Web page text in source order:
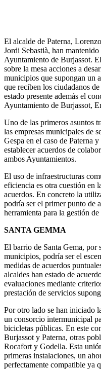
El alcalde de Paterna,
Jordi Sebastià, han
Ayuntamiento de Burjassot.
sobre la mesa acciones a
municipios que supongan un
que reciben los ciudadanos
estado presente además el
Ayuntamiento de Burjassot,
Uno de las primeros asuntos
las empresas municipales de
Gespa en el caso de Paterna
establecer acuerdos de
ambos Ayuntamientos.
El uso de infraestructuras
eficiencia es otra cuestión en
acuerdos. En concreto la
podría ser el primer punto de
herramienta para la gestión de
SANTA GEMMA
El barrio de Santa Gema, por
municipios, podría ser el
medidas de acuerdos
alcaldes han estado de
evaluaciones mediante
prestación de servicios
Por otro lado se han iniciado
un consorcio intermunicipal
bicicletas públicas. En este
Burjassot y Paterna, otras
Rocafort y Godella. Esta
primeras instalaciones, un
perfectamente compatible ya